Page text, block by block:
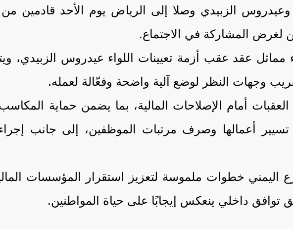
الزبيدي وصلا إلى الرياض يوم الأحد قادمين من
لغرض المشاركة في الاجتماع.
مماثل عقد عقب أزمة تعيينات اللواء عيدروس الزبيدي،
وجهات النظر لوضع آلية واضحة وفعّالة لعمله.
أمام الإصلاحات المالية، بما يضمن حماية
تسيير أعمالها وصرف مرتبات الموظفين، إلى جانب
خطوات ملموسة لتعزيز استقرار المؤسسات
داخلي ينعكس إيجابًا على حياة المواطنين.